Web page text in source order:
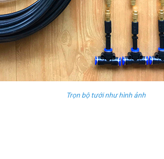
Trọn bộ tưới như hình ảnh